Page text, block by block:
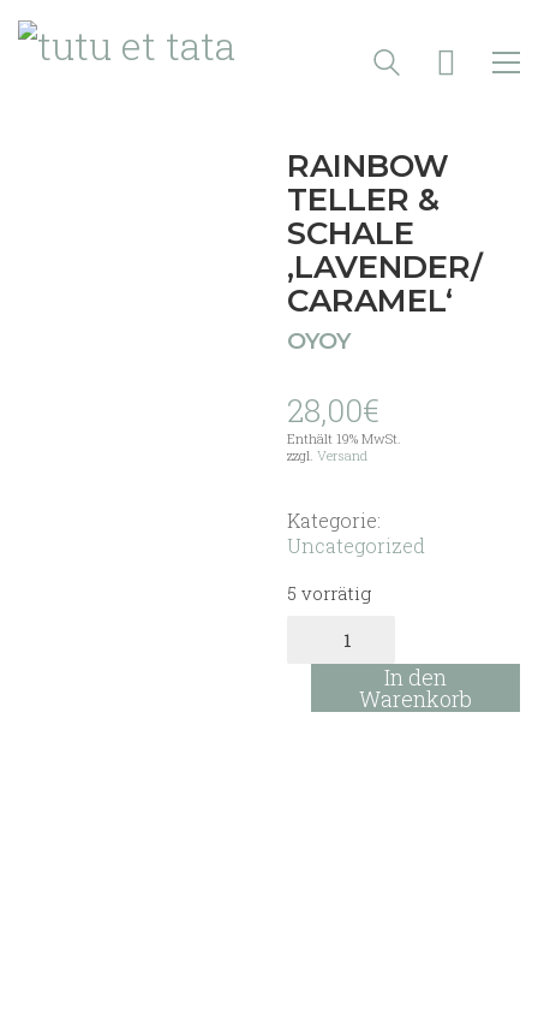
RAINBOW
TELLER &
SCHALE
‚LAVENDER/
CARAMEL‘
OYOY
28,00€
Enthält 19% MwSt.
zzgl. Versand
Kategorie:
Uncategorized
5 vorrätig
‚lavender/
In den
Warenkorb